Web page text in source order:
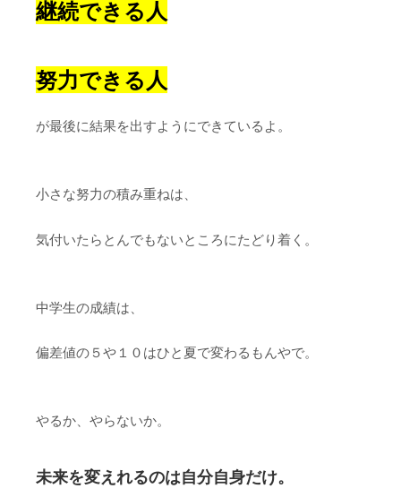
継続できる人
努力できる人
が最後に結果を出すようにできているよ。
小さな努力の積み重ねは、
気付いたらとんでもないところにたどり着く。
中学生の成績は、
偏差値の５や１０はひと夏で変わるもんやで。
やるか、やらないか。
未来を変えれるのは自分自身だけ。